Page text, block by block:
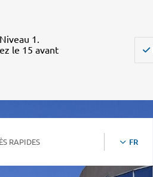
1.
le 15 avant
RAPIDES FR